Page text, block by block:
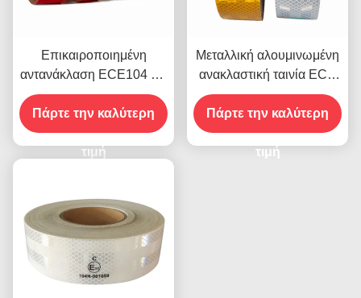
Επικαιροποιημένη
αντανάκλαση ECE104 για
εξωτερικό φορτηγό
Πάρτε την καλύτερη
τιμή
Μεταλλική αλουμινωμένη
ανακλαστική ταινία ECE
Κόκκινο Κίτρινο Λευκό
Για ρυμουλκούμενο
Πάρτε την καλύτερη
τιμή